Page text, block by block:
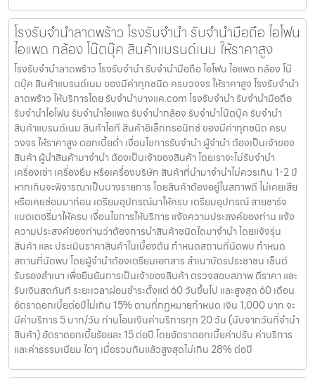
โรงรับจำนำลาดพร้าว โรงรับจำนำ รับจำนำมือถือ ไอโฟน
ไอแพด กล้อง โน๊ตบุ๊ค สินค้าแบรนด์เนม ให้ราคาสูง
โรงรับจำนำลาดพร้าว โรงรับจำนำ รับจำนำมือถือ ไอโฟน ไอแพด กล้อง โน๊
ตบุ๊ค สินค้าแบรนด์เนม ของมีค่าทุกชนิด ครบวงจร ให้ราคาสูง โรงรับจำนำ
ลาดพร้าว ให้บริการโดย รับจํานําบางแค.com โรงรับจำนำ รับจำนำมือถือ
รับจำนำไอโฟน รับจำนำไอแพด รับจำนำกล้อง รับจำนำโน๊ตบุ๊ค รับจำนำ
สินค้าแบรนด์เนม สินค้าไอที สินค้าอิเล็กทรอนิกซ์ ของมีค่าทุกชนิด ครบ
วงจร ให้ราคาสูง ดอกเบี้ยต่ำ เงื่อนไขการรับจำนำ ผู้จำนำ ต้องเป็นเจ้าของ
สินค้า ผู้นำสินค้ามาจำนำ ต้องเป็นเจ้าของสินค้า โดยเราจะไม่รับจำนำ
เครื่องเช่า เครื่องยืม หรือเครื่องบริษัท สินค้าที่นำมาจำนำไม่ควรเกิน 1-2 ปี
หากเกินจะพิจารณาเป็นบางรายการ โดยสินค้าต้องอยู่ในสภาพดี ไม่เคยเสีย
หรือเคยซ่อมมาก่อน เตรียมอุปกรณ์มาให้ครบ เตรียมอุปกรณ์ สายชาร์จ
แบตเตอรี่มาให้ครบ เงื่อนไขการให้บริการ แจ้งความประสงค์ของท่าน แจ้ง
ความประสงค์ของท่านว่าต้องการนำสินค้าชนิดใดมาจำนำ โดยแจ้งรุ่น
สินค้า และ ประเมินราคาสินค้าในเบื้องต้น กำหนดสถานที่นัดพบ กำหนด
สถานที่นัดพบ โดยผู้จำนำต้องเตรียมเอกสาร สำเนาบัตรประชาชน เซ็นต์
รับรองสำเนา เพื่อยืนยันการเป็นเจ้าของสินค้า ตรวจสอบสภาพ ตีราคา และ
รับเงินสดทันที ระยะเวลาผ่อนชำระตั้งแต่ 60 วันขึ้นไป และสูงสุด 60 เดือน
อัตราดอกเบี้ยต่อปีไม่เกิน 15% ตามที่กฏหมายกำหนด เงิน 1,000 บาท จะ
มีค่าบริการ 5 บาท/วัน ท่านโอนเงินค่าบริการทุก 20 วัน (นับจากวันที่จำนำ
สินค้า) อัตราดอกเบี้ยร้อยละ 15 ต่อปี โดยอัตราดอกเบี้ยค่าปรับ ค่าบริการ
และค่าธรรมเนียม ใดๆ เมื่อรวมกันแล้วสูงสุดไม่เกิน 28% ต่อปี